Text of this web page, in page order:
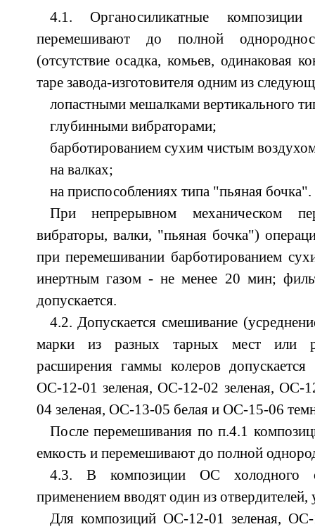
4.1. Органосиликатные композиции
перемешивают до полной
(отсутствие осадка, комьев, одинаковая
таре завода-изготовителя одним из
лопастными мешалками вертикального
глубинными вибраторами;
барботированием сухим чистым
на валках;
на приспособлениях типа "пьяная бочка".
При непрерывном механическом
вибраторы, валки, "пьяная бочка")
при перемешивании барботированием
инертным газом - не менее 20 мин;
допускается.
4.2. Допускается смешивание
марки из разных тарных мест или
расширения гаммы колеров
ОС-12-01 зеленая, ОС-12-02 зеленая, ОС-
04 зеленая, ОС-13-05 белая и ОС-15-06
После перемешивания по п.4.1
емкость и перемешивают до полной
4.3. В композиции ОС холодного
применением вводят один из отвердителей,
Для композиций ОС-12-01 зеленая,